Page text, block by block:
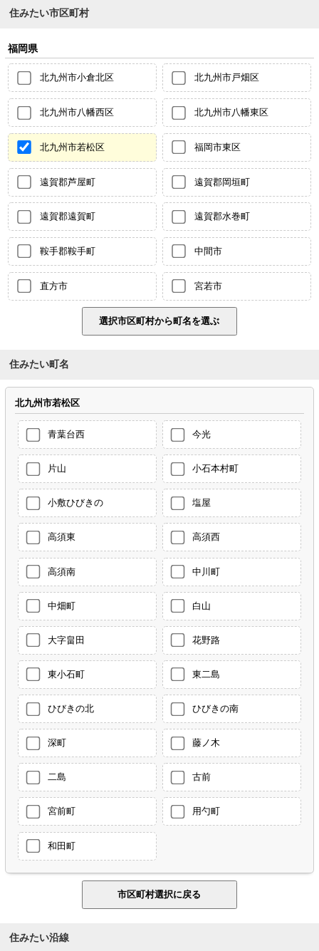
住みたい市区町村
福岡県
北九州市小倉北区 北九州市戸畑区
北九州市八幡西区 北九州市八幡東区
北九州市若松区 福岡市東区
遠賀郡芦屋町 遠賀郡岡垣町
遠賀郡遠賀町 遠賀郡水巻町
鞍手郡鞍手町 中間市
直方市 宮若市
住みたい町名
北九州市若松区
青葉台西 今光
片山 小石本村町
小敷ひびきの 塩屋
高須東 高須西
高須南 中川町
中畑町 白山
大字畠田 花野路
東小石町 東二島
ひびきの北 ひびきの南
深町 藤ノ木
二島 古前
宮前町 用勺町
和田町
住みたい沿線